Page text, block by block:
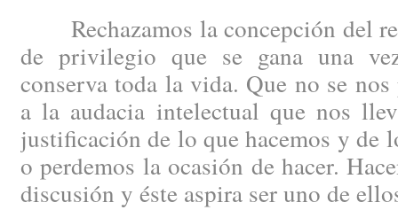
Rechazamos la concepción del
de privilegio que se gana una
conserva toda la vida. Que no se
a la audacia intelectual que nos
justificación de lo que hacemos y de
o perdemos la ocasión de hacer.
discusión y éste aspira ser uno de